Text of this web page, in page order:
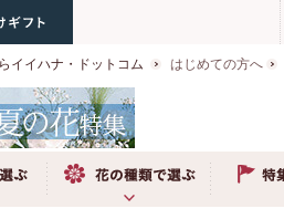
イイハナ・ドットコム はじめての方へ